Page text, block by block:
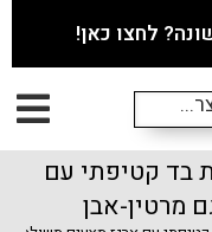
מרופדת בד קטיפתי עם
מרטין-אבן